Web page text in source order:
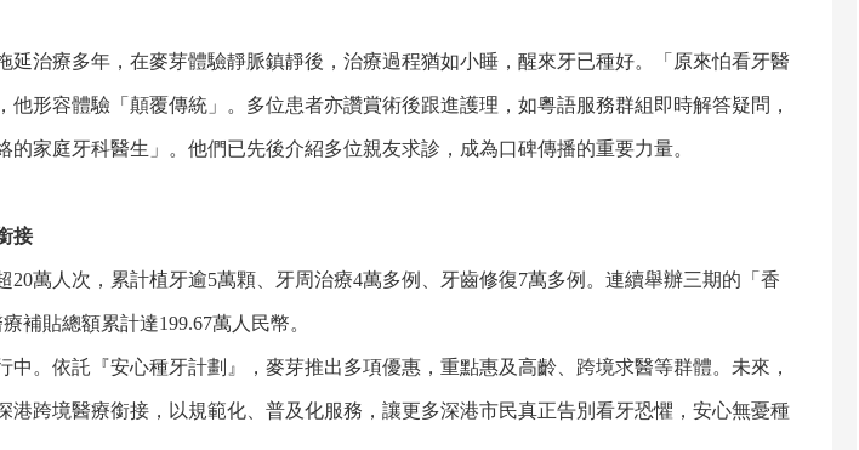
治療多年，在麥芽體驗靜脈鎮靜後，治療過程猶如小睡，醒來牙已種好。「原來怕看牙醫
形容體驗「顛覆傳統」。多位患者亦讚賞術後跟進護理，如粵語服務群組即時解答疑問，
的家庭牙科醫生」。他們已先後介紹多位親友求診，成為口碑傳播的重要力量。
接
萬人次，累計植牙逾5萬顆、牙周治療4萬多例、牙齒修復7萬多例。連續舉辦三期的「香
補貼總額累計達199.67萬人民幣。
依託『安心種牙計劃』，麥芽推出多項優惠，重點惠及高齡、跨境求醫等群體。未來，
港跨境醫療銜接，以規範化、普及化服務，讓更多深港市民真正告別看牙恐懼，安心無憂種